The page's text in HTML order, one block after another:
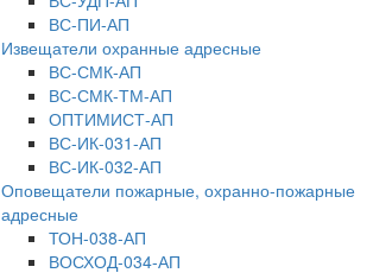
ВС-ПИ-АП
Извещатели охранные адресные
ВС-СМК-АП
ВС-СМК-ТМ-АП
ОПТИМИСТ-АП
ВС-ИК-031-АП
ВС-ИК-032-АП
Оповещатели пожарные, охранно-пожарные
адресные
ТОН-038-АП
ВОСХОД-034-АП